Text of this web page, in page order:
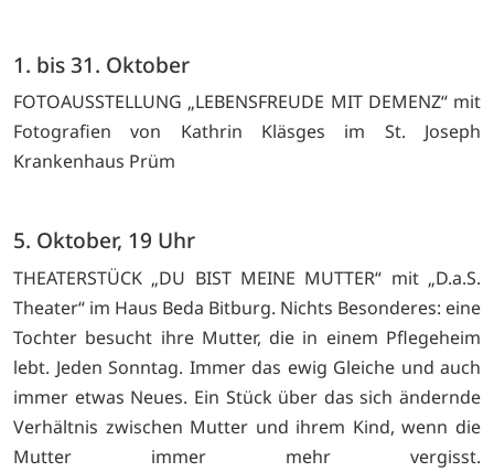
1. bis 31. Oktober
FOTOAUSSTELLUNG „LEBENSFREUDE MIT DEMENZ“ mit
Fotografien von Kathrin Kläsges im St. Joseph
Krankenhaus Prüm
5. Oktober, 19 Uhr
THEATERSTÜCK „DU BIST MEINE MUTTER“ mit „D.a.S.
Theater“ im Haus Beda Bitburg. Nichts Besonderes: eine
Tochter besucht ihre Mutter, die in einem Pflegeheim
lebt. Jeden Sonntag. Immer das ewig Gleiche und auch
immer etwas Neues. Ein Stück über das sich ändernde
Verhältnis zwischen Mutter und ihrem Kind, wenn die
Mutter immer mehr vergisst.